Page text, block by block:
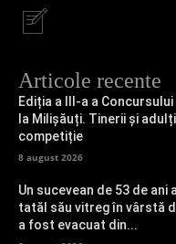
Articole recente
Ediția a III-a a
la Milișăuți. Tinerii și
competiție
8 august 2026
Un sucevean de 53 de
tatăl său vitreg în vârstă
a fost evacuat din...